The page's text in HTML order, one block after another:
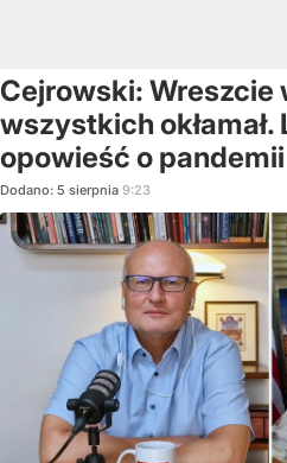
Cejrowski: Wreszcie
wszystkich
opowieść o pandemii
Dodano: 5 sierpnia 9:23